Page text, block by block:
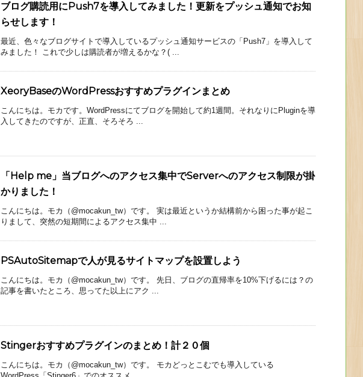
ブログ購読用にPush7を導入してみました！更新をプッシュ通知でお知
らせします！
最近、色々なブログサイトで導入しているプッシュ通知サービスの「Push7」を導入して
みました！ これで少しは購読者が増えるかな？( ...
XeoryBaseのWordPressおすすめプラグインまとめ
こんにちは。モカです。WordPressにてブログを開始して約1週間。それなりにPluginを導
入してきたのですが、正直、そろそろ ...
「Help me」当ブログへのアクセス集中でServerへのアクセス制限が掛
かりました！
こんにちは。モカ（@mocakun_tw）です。 実は最近というか結構前から困った事が起こ
りまして、突然の短期間によるアクセス集中 ...
PSAutoSitemapで人が見るサイトマップを設置しよう
こんにちは。モカ（@mocakun_tw）です。 先日、ブログの直帰率を10%下げるには？の
記事を書いたところ、思ってた以上にアク ...
Stingerおすすめプラグインのまとめ！計２０個
こんにちは。モカ（@mocakun_tw）です。 モカどっとこむでも導入している